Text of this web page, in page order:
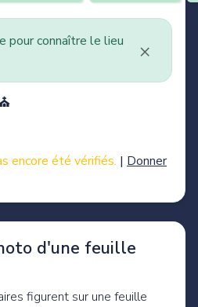
pour connaître le lieu
×
encore été vérifiés. | Donner
d'une feuille
figurent sur une feuille